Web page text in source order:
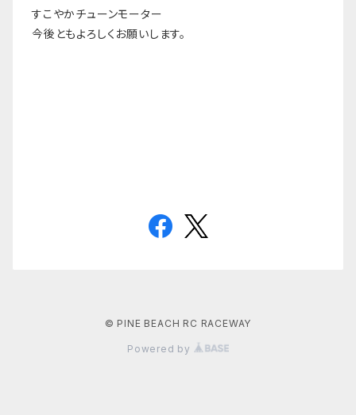
すこやかチューンモーター
今後ともよろしくお願いします。
© PINE BEACH RC RACEWAY
Powered by